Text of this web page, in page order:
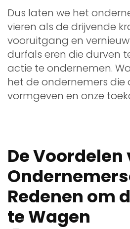
Dus laten we het
vieren als de drijvende
vooruitgang en
durfals eren die durven
actie te ondernemen.
het de ondernemers die
vormgeven en onze
De Voordelen
Redenen om
te Wagen